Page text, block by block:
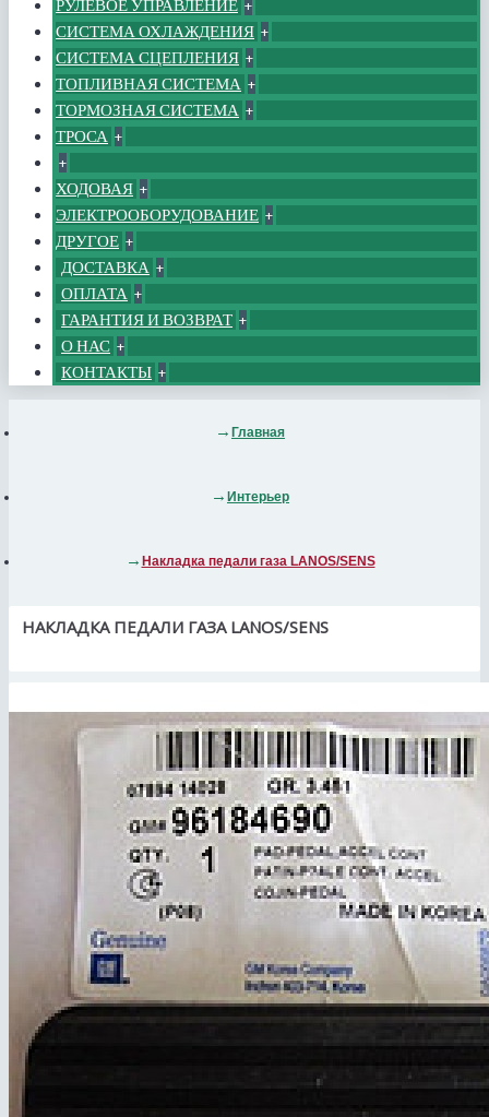
РУЛЕВОЕ УПРАВЛЕНИЕ +
СИСТЕМА ОХЛАЖДЕНИЯ +
СИСТЕМА СЦЕПЛЕНИЯ +
ТОПЛИВНАЯ СИСТЕМА +
ТОРМОЗНАЯ СИСТЕМА +
ТРОСА +
+
ХОДОВАЯ +
ЭЛЕКТРООБОРУДОВАНИЕ +
ДРУГОЕ +
ДОСТАВКА +
ОПЛАТА +
ГАРАНТИЯ И ВОЗВРАТ +
О НАС +
КОНТАКТЫ +
Главная
Интерьер
Накладка педали газа LANOS/SENS
НАКЛАДКА ПЕДАЛИ ГАЗА LANOS/SENS